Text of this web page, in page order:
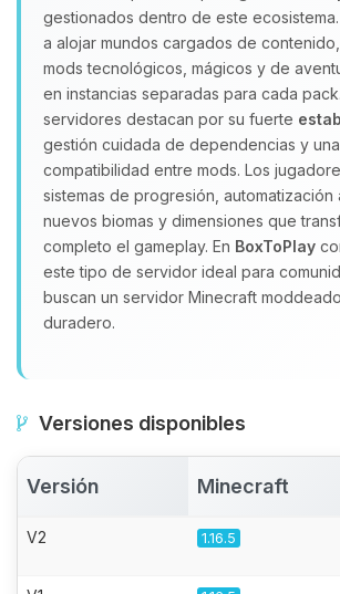
gestionados dentro de este
a alojar mundos cargados de
mods tecnológicos, mágicos y de
en instancias separadas para cada
servidores destacan por su fuerte
gestión cuidada de dependencias y
compatibilidad entre mods. Los
sistemas de progresión, automatización
nuevos biomas y dimensiones que
completo el gameplay. En BoxToPlay
este tipo de servidor ideal para
buscan un servidor Minecraft
duradero.
Versiones disponibles
Versión Minecraft
V2 1.16.5
Yupi, por fin alguien con
hablar! Soy Choupy, tu
asistente de BoxToPlay.
que necesitas y moveré mis
pequenos circuitos para
08/08/2026 18:10